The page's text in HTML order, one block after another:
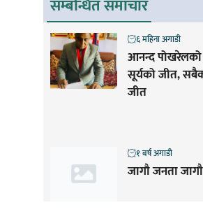
सम्बन्धित समाचार
आनन्द
सूर्यको जीत,
जीत
६ महिना अगाडी
जागौ जनता जागौ
१ बर्ष अगाडी